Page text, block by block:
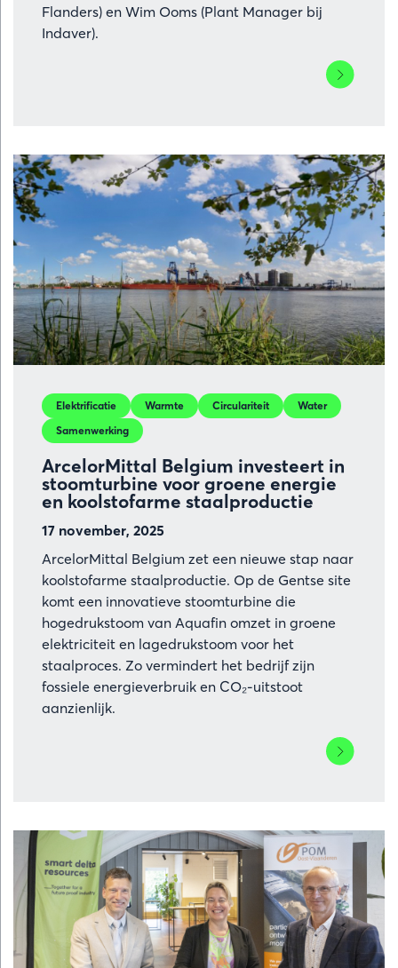
Flanders) en Wim Ooms (Plant Manager bij
Indaver).
Lees
meer
in
Oost-
van
verborgen
bron
tot
industriële
kracht
ArcelorMittal Belgium investeert in
stoomturbine voor groene energie
en koolstofarme staalproductie
17 november, 2025
Elektrificatie Warmte Circulariteit
Water
Samenwerking
ArcelorMittal Belgium zet een nieuwe stap naar
koolstofarme staalproductie. Op de Gentse site
komt een innovatieve stoomturbine die
hogedrukstoom van Aquafin omzet in groene
elektriciteit en lagedrukstoom voor het
staalproces. Zo vermindert het bedrijf zijn
fossiele energieverbruik en CO₂-uitstoot
aanzienlijk.
Lees
meer
Belgium
investeert
in
voor
groene
energie